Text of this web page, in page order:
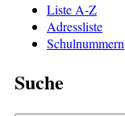
Liste A-Z
Adressliste
Schulnummern
Suche